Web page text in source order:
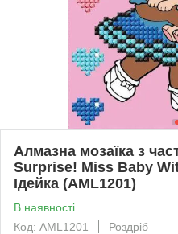
Алмазна мозаїка з
Surprise! Miss Baby
Ідейка (AML1201)
В наявності
Код: AML1201
Роздріб